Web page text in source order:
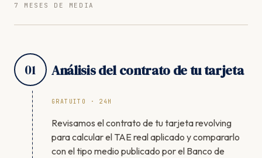
7 MESES DE MEDIA
01 Análisis del contrato de tu tarjeta
GRATUITO · 24H
Revisamos el contrato de tu tarjeta revolving
para calcular el TAE real aplicado y compararlo
con el tipo medio publicado por el Banco de